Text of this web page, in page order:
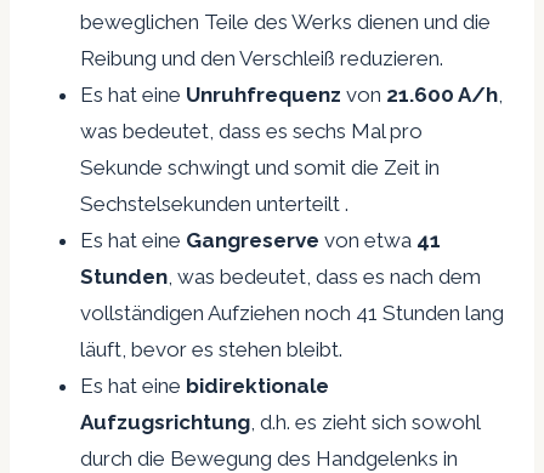
beweglichen Teile des Werks dienen und die
Reibung und den Verschleiß reduzieren.
Es hat eine Unruhfrequenz von 21.600 A/h,
was bedeutet, dass es sechs Mal pro
Sekunde schwingt und somit die Zeit in
Sechstelsekunden unterteilt .
Es hat eine Gangreserve von etwa 41
Stunden, was bedeutet, dass es nach dem
vollständigen Aufziehen noch 41 Stunden lang
läuft, bevor es stehen bleibt.
Es hat eine bidirektionale
Aufzugsrichtung, d.h. es zieht sich sowohl
durch die Bewegung des Handgelenks in